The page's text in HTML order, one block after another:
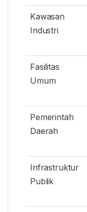
Kawasan
Industri
Fasilitas
Umum
Pemerintah
Daerah
Infrastruktur
Publik